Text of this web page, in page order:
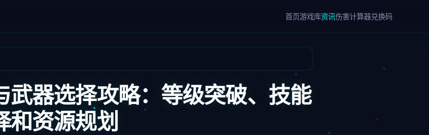
首页游戏库资讯伤害计算器兑换码
武器选择攻略：等级突破、技能
和资源规划